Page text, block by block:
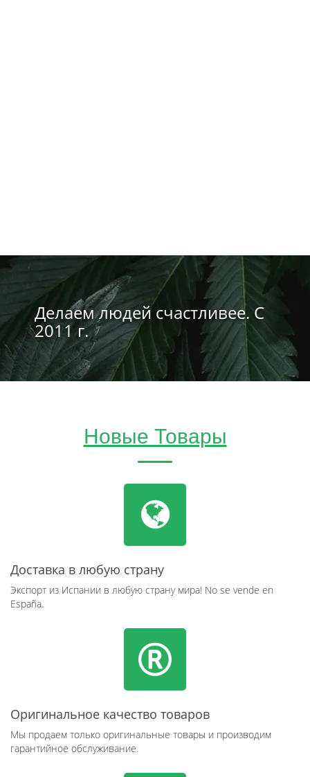
Делаем людей счастливее. С
2011 г.
Новые Товары
Доставка в любую страну
Экспорт из Испании в любую страну мира! No se vende en
España.
Оригинальное качество товаров
Мы продаем только оригинальные товары и производим
гарантийное обслуживание.